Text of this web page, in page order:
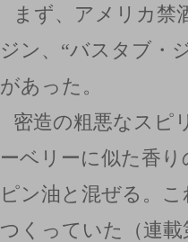
まず、アメリカ禁
ジン、“バスタブ・
があった。
密造の粗悪なスピ
ーベリーに似た香
ピン油と混ぜる。
つくっていた（連